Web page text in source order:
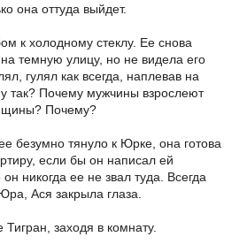
она оттуда выйдет.
к холодному стеклу. Ее снова
темную улицу, но не видела его
гулял как всегда, наплевав на
так? Почему мужчины взрослеют
Почему?
безумно тянуло к Юрке, она готова
если бы он написал ей
никогда ее не звал туда. Всегда
Ася закрыла глаза.
заходя в комнату.